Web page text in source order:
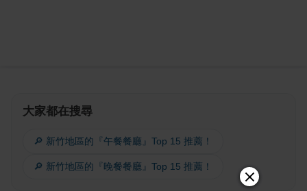
大家都在搜尋
🔎 新竹地區的『午餐餐廳』Top 15 推薦！
🔎 新竹地區的『晚餐餐廳』Top 15 推薦！